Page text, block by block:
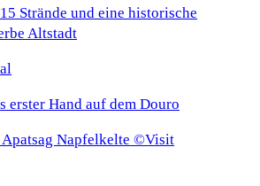
Strände und eine historische
Altstadt
erster Hand auf dem Douro